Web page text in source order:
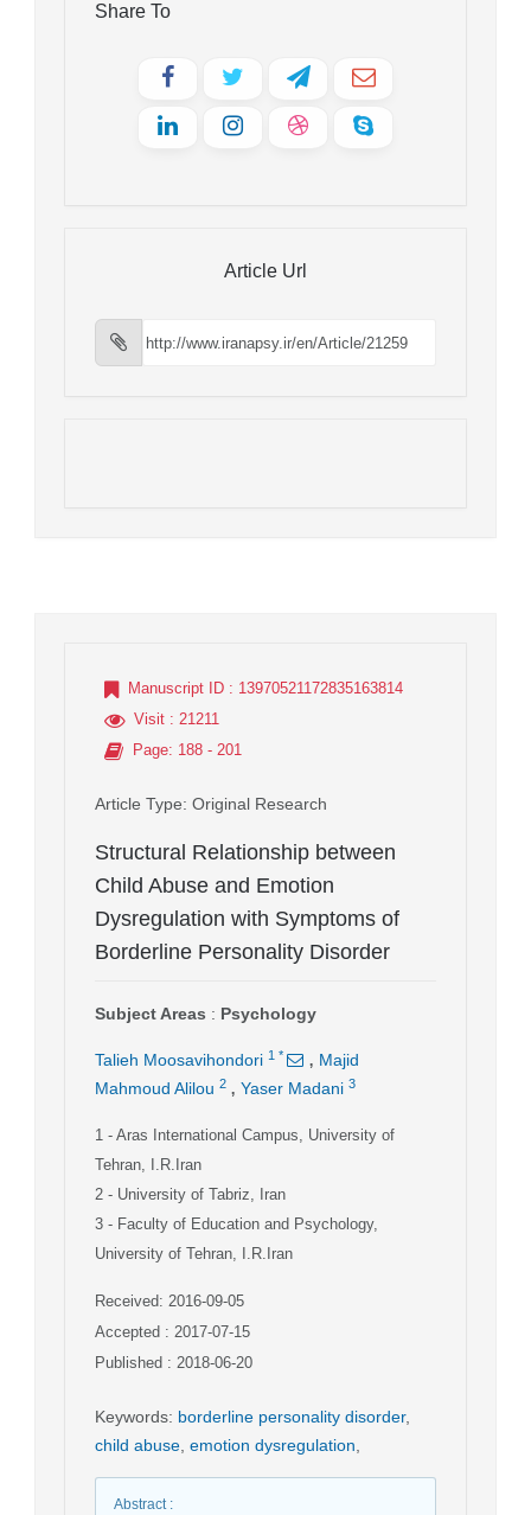
Share To
Article Url
Manuscript ID : 13970521172835163814
Visit : 21211
Page: 188 - 201
Article Type: Original Research
Structural Relationship between
Child Abuse and Emotion
Dysregulation with Symptoms of
Borderline Personality Disorder
Subject Areas : Psychology
Talieh Moosavihondori 1 * , Majid
Mahmoud Alilou 2 , Yaser Madani 3
1 - Aras International Campus, University of
Tehran, I.R.Iran
2 - University of Tabriz, Iran
3 - Faculty of Education and Psychology,
University of Tehran, I.R.Iran
Received: 2016-09-05
Accepted : 2017-07-15
Published : 2018-06-20
Keywords: borderline personality disorder,
child abuse emotion dysregulation
Abstract: